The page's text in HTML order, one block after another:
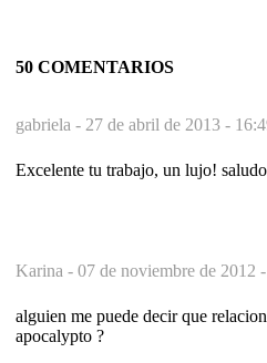
50 COMENTARIOS
gabriela - 27 de abril de 2013 -
Excelente tu trabajo, un lujo!
Karina - 07 de noviembre de 2012
alguien me puede decir que
apocalypto ?